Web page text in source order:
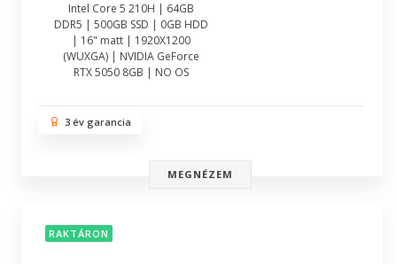
Intel Core 5 210H | 64GB
DDR5 | 500GB SSD | 0GB HDD
| 16" matt | 1920X1200
(WUXGA) | NVIDIA GeForce
RTX 5050 8GB | NO OS
3 év garancia
MEGNÉZEM
RAKTÁRON